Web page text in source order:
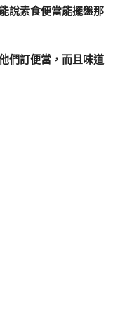
說素食便當能擺盤那
們訂便當，而且味道